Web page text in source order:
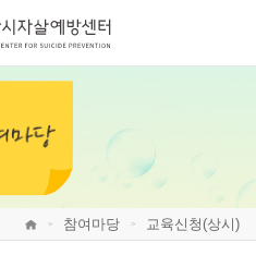
> 참여마당 > 교육신청(상시)